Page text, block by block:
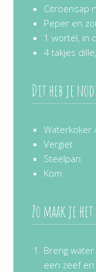
Citroensap
Peper en
1 wortel, in
4 takjes
Dit heb je
Waterkoker
Vergiet
Steelpan
Kom
Zo maak je het:
Breng
een zeef